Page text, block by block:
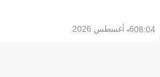
08:046 أغسطس 2026